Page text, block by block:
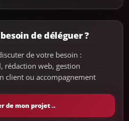
de déléguer ?
de votre besoin :
rédaction web, gestion
client ou accompagnement
de mon projet→